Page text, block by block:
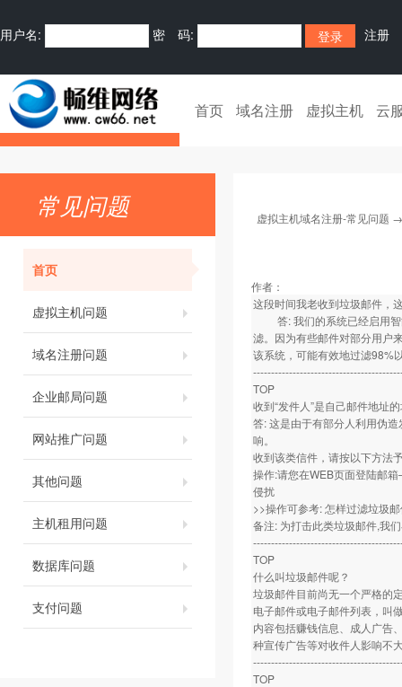
用户名: 密 码: 注册
首页 域名注册 虚拟主机 云
常见问题
首页
虚拟主机问题
域名注册问题
企业邮局问题
网站推广问题
其他问题
主机租用问题
数据库问题
支付问题
虚拟主机域名注册-常见问题
作者：
这段时间我老收到垃圾邮件，
答: 我们的系统已经启用智
滤。因为有些邮件对部分用户
该系统，可能有效地过滤98%
TOP
收到“发件人”是自己邮件地址
答: 这是由于有部分人利用伪
响。
收到该类信件，请按以下方法
操作:请您在WEB页面登陆邮
侵扰
>>操作可参考: 怎样过滤垃圾
备注: 为打击此类垃圾邮件,我
TOP
什么叫垃圾邮件呢？
垃圾邮件目前尚无一个严格的
电子邮件或电子邮件列表，叫
内容包括赚钱信息、成人广告
种宣传广告等对收件人影响不
TOP